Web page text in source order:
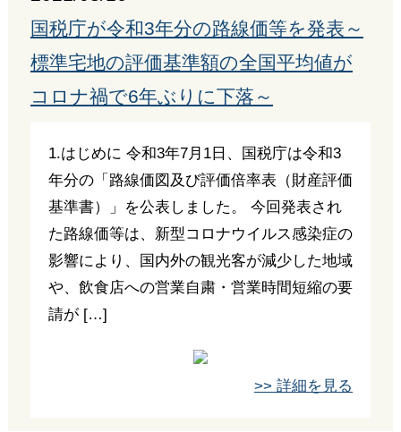
国税庁が令和3年分の路線価等を発表～
標準宅地の評価基準額の全国平均値が
コロナ禍で6年ぶりに下落～
1.はじめに 令和3年7月1日、国税庁は令和3
年分の「路線価図及び評価倍率表（財産評価
基準書）」を公表しました。 今回発表され
た路線価等は、新型コロナウイルス感染症の
影響により、国内外の観光客が減少した地域
や、飲食店への営業自粛・営業時間短縮の要
請が […]
>> 詳細を見る